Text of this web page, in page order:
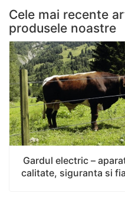
izolatori de calitate
pentru orice tip de gard
inele metalice, ideali
siguranța în utilizare,
concepuți pentru fir sau
șurub sau cui). Poți
de care ai nevoie,
convenabile la cutie sau
de 25, 90 sau 300 de
care dorești să
gardul electric. Astfel,
Produsele noastre vin
mai bune prețuri de pe
Cele mai recente
produsele noastre
Gardul electric –
calitate, siguranta si